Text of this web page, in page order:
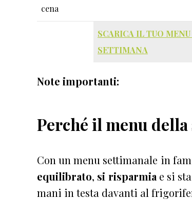
cena
SCARICA IL TUO
SETTIMANA
Note importanti:
Perché il menu
Con un menu settimanale in
equilibrato, si risparmia e si sta
mani in testa davanti al